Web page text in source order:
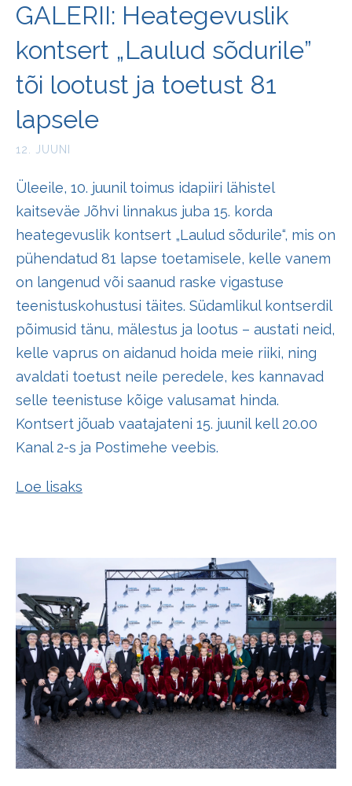
GALERII: Heategevuslik
kontsert „Laulud sõdurile”
tõi lootust ja toetust 81
lapsele
12. JUUNI
Üleeile, 10. juunil toimus idapiiri lähistel
kaitseväe Jõhvi linnakus juba 15. korda
heategevuslik kontsert „Laulud sõdurile“, mis on
pühendatud 81 lapse toetamisele, kelle vanem
on langenud või saanud raske vigastuse
teenistuskohustusi täites. Südamlikul kontserdil
põimusid tänu, mälestus ja lootus – austati neid,
kelle vaprus on aidanud hoida meie riiki, ning
avaldati toetust neile peredele, kes kannavad
selle teenistuse kõige valusamat hinda.
Kontsert jõuab vaatajateni 15. juunil kell 20.00
Kanal 2-s ja Postimehe veebis.
Loe lisaks